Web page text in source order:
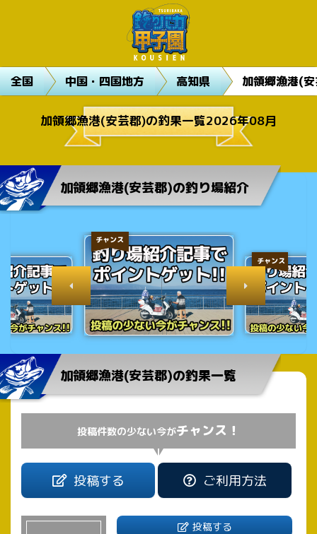
全国 中国・四国地方 高知県 加領郷漁港(
加領郷漁港(安芸郡)の釣果一覧2026年08月
加領郷漁港(安芸郡)の釣り場紹介
チャンス
チャンス
加領郷漁港(安芸郡)の釣果一覧
投稿件数の少ない今がチャンス！
投稿する ご利用方法
投稿する